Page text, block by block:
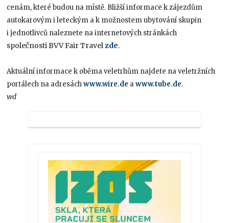
cenám, které budou na místě. Bližší informace k zájezdům
autokarovým i leteckým a k možnostem ubytování skupin
i jednotlivců naleznete na internetových stránkách
společnosti BVV Fair Travel zde.
Aktuální informace k oběma veletrhům najdete na veletržních
portálech na adresáchwww.wire.de awww.tube.de.
wd